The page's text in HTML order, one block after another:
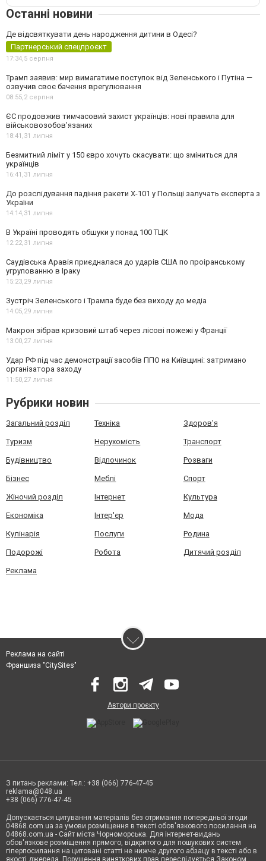
Останні новини
Де відсвяткувати день народження дитини в Одесі?
Партнерський спецпроєкт
17:34,5 серпня
Трамп заявив: мир вимагатиме поступок від Зеленського і Путіна —
озвучив своє бачення врегулювання
08:55,2 серпня
ЄС продовжив тимчасовий захист українців: нові правила для
військовозобов’язаних
18:41,31 липня
Безмитний ліміт у 150 євро хочуть скасувати: що зміниться для
українців
16:41,31 липня
До розслідування падіння ракети Х-101 у Польщі залучать експерта з
України
14:14,31 липня
В Україні проводять обшуки у понад 100 ТЦК
12:22,31 липня
Саудівська Аравія приєдналася до ударів США по проіранському
угрупованню в Іраку
15:23,29 липня
Зустріч Зеленського і Трампа буде без виходу до медіа
14:05,29 липня
Макрон зібрав кризовий штаб через лісові пожежі у Франції
13:00,27 липня
Удар РФ під час демонстрації засобів ППО на Київщині: затримано
організатора заходу
11:50,27 липня
Рубрики новин
Загальний розділ Техніка Здоров'я
Туризм Нерухомість Транспорт
Будівництво Відпочинок Розваги
Бізнес Меблі Спорт
Жіночий розділ Інтернет Культура
Економіка Інтер'єр Мода
Кулінарія Послуги Родина
Подорожі Робота Дитячий розділ
Реклама
Реклама на сайті
Франшиза "CitySites"
Автори проєкту
З питань реклами: Тел.: +38 (066) 776-47-45
reklama@048.ua
+38 (066) 776-47-45
Допускається цитування матеріалів без отримання попередньої згоди
04868.com.ua за умови розміщення в тексті обов'язкового посилання на
04868.com.ua - Сайт міста Чорноморська. Для інтернет-видань
обов'язкове розміщення прямого, відкритого для пошукових систем
гіперпосилання на цитовані статті не нижче другого абзацу в тексті або в
якості джерела. Порушення виняткових прав переслідується Законом.